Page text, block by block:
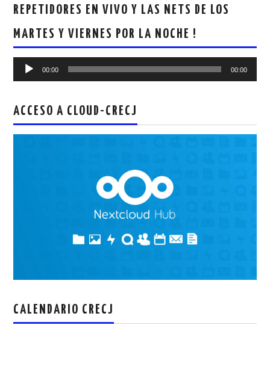
REPETIDORES EN VIVO Y LAS NETS DE LOS
MARTES Y VIERNES POR LA NOCHE !
Reproductor
00:00 00:00
ACCESO A CLOUD-CRECJ
CALENDARIO CRECJ